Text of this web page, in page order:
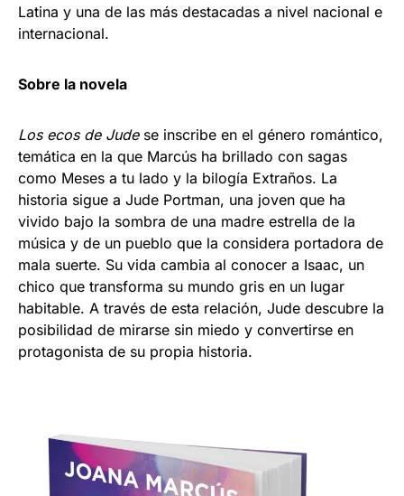
Latina y una de las más destacadas a nivel nacional e
internacional.
Sobre la novela
Los ecos de Jude se inscribe en el género romántico,
temática en la que Marcús ha brillado con sagas
como Meses a tu lado y la bilogía Extraños. La
historia sigue a Jude Portman, una joven que ha
vivido bajo la sombra de una madre estrella de la
música y de un pueblo que la considera portadora de
mala suerte. Su vida cambia al conocer a Isaac, un
chico que transforma su mundo gris en un lugar
habitable. A través de esta relación, Jude descubre la
posibilidad de mirarse sin miedo y convertirse en
protagonista de su propia historia.